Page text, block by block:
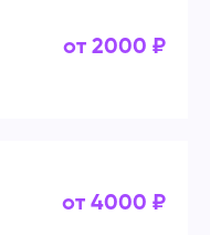
от 2000 ₽
от 4000 ₽